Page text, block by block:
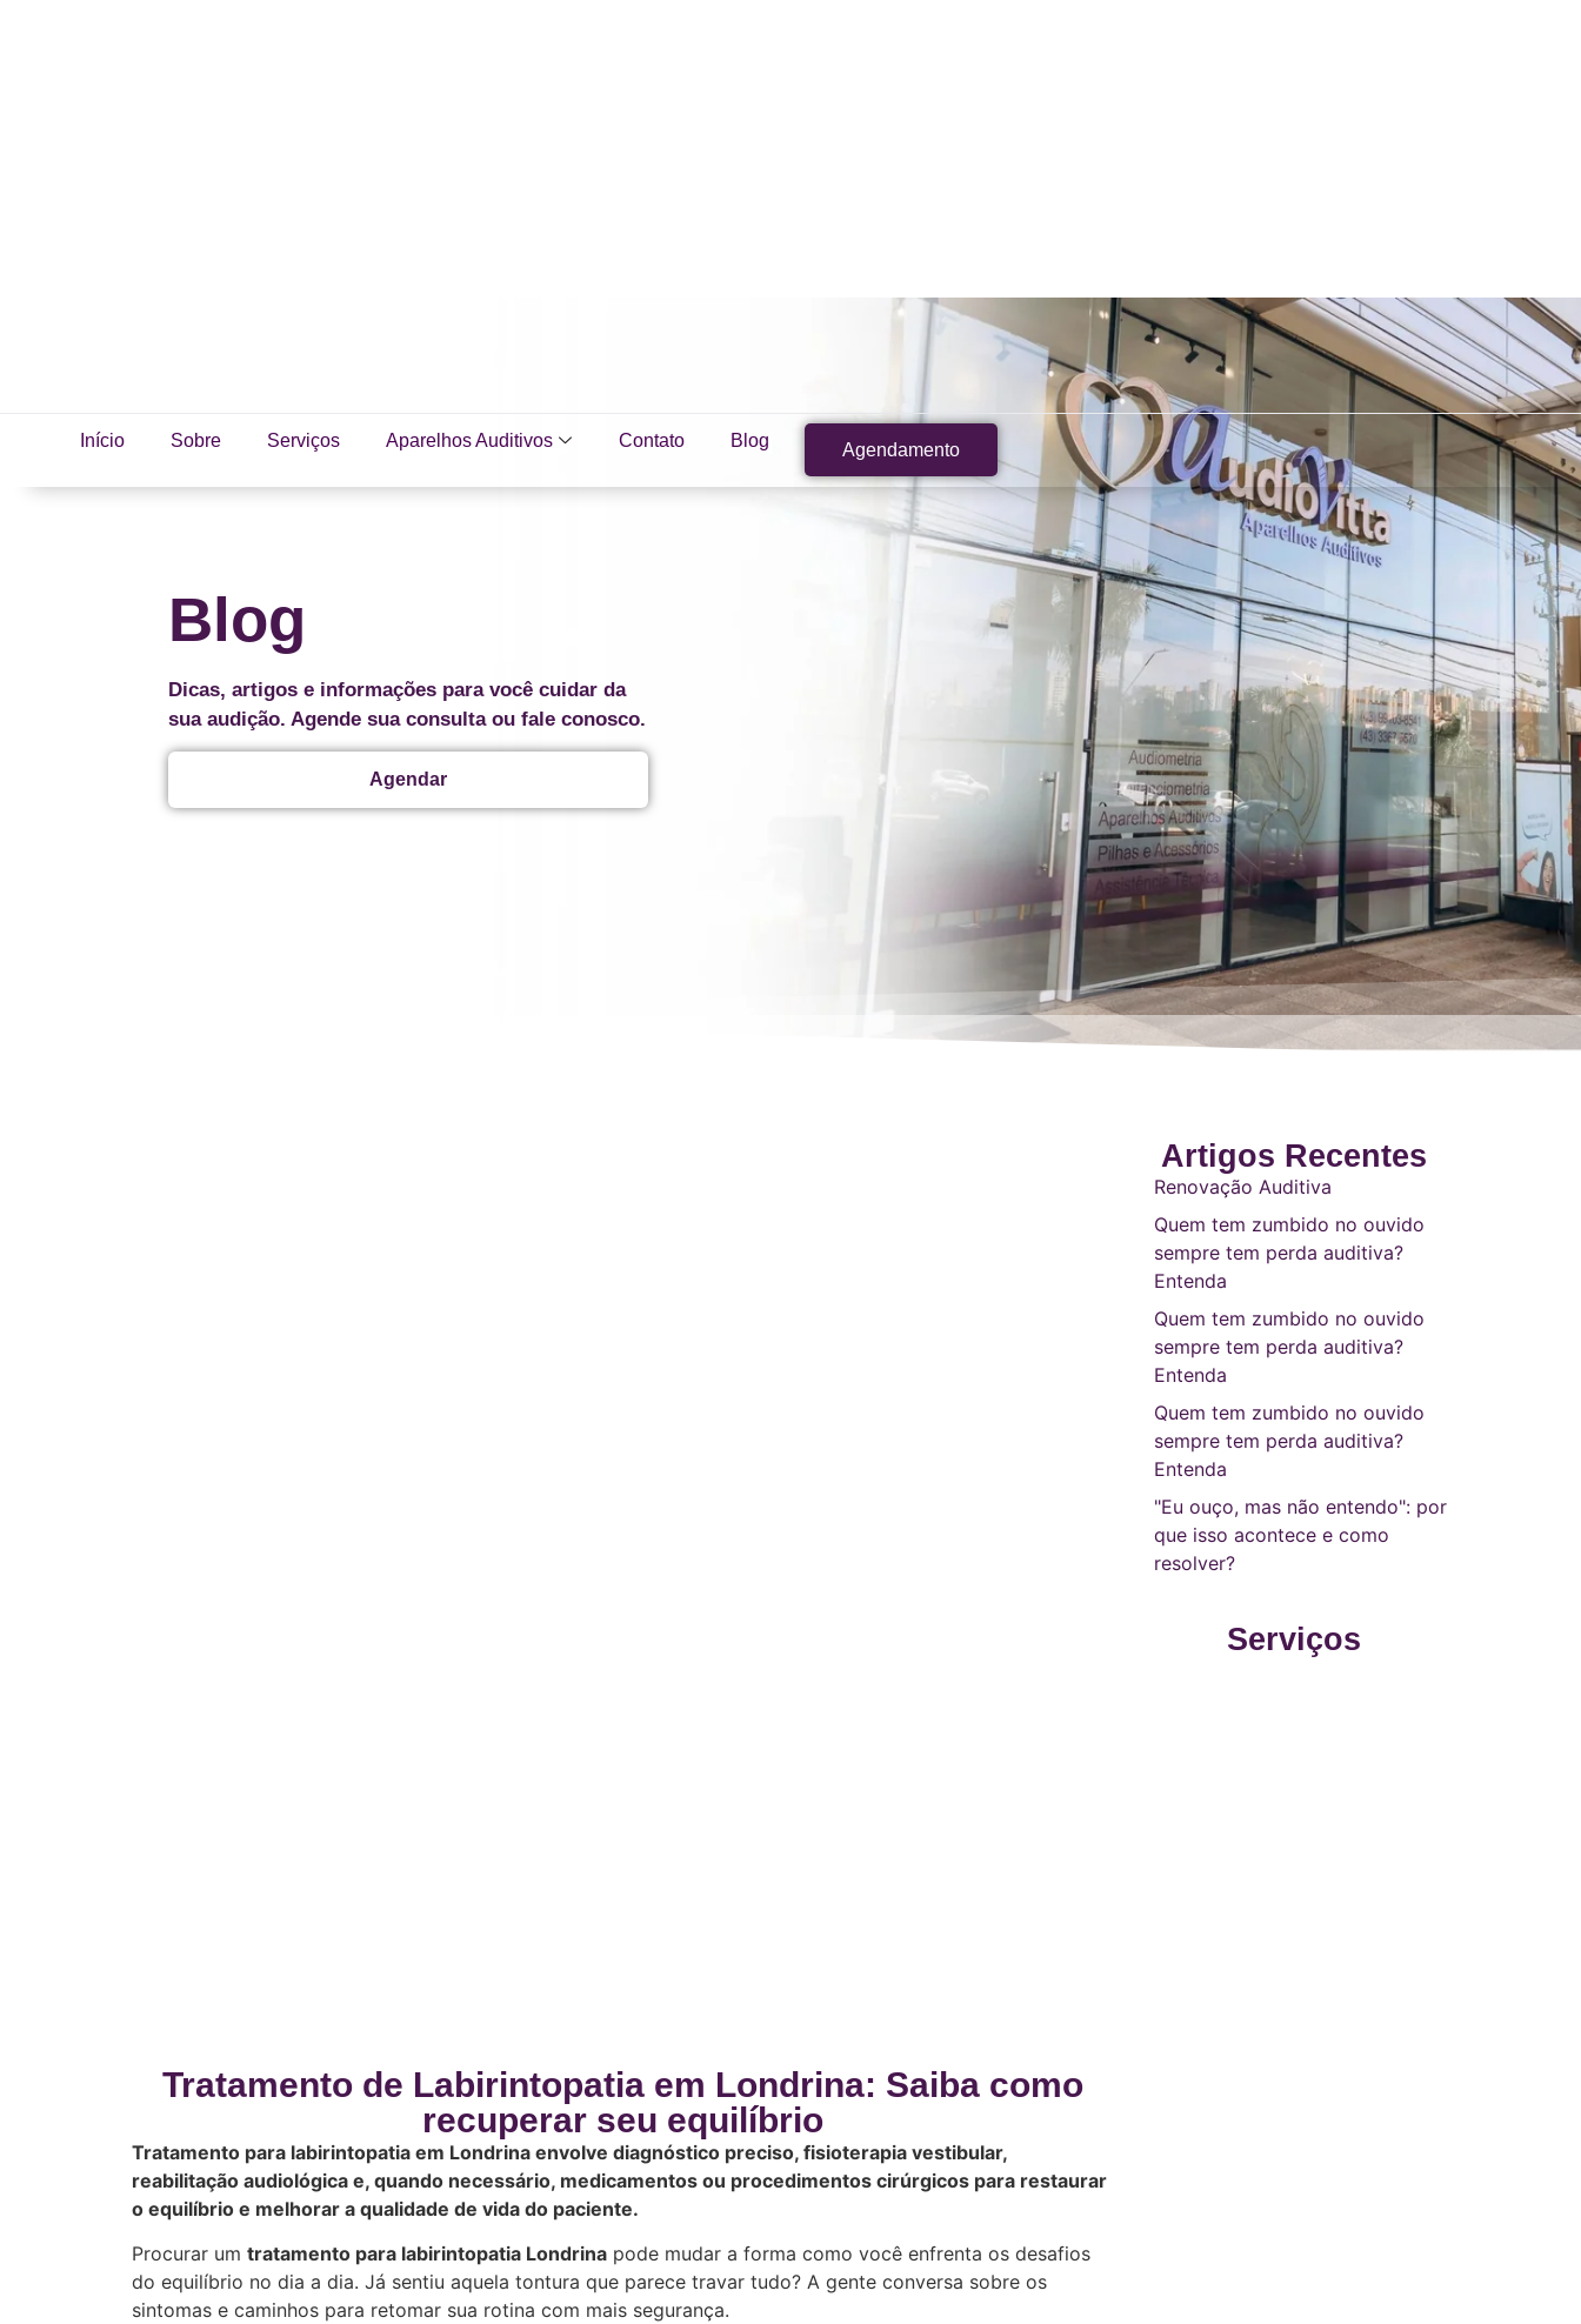
Início Sobre Serviços Aparelhos Auditivos Contato Blog Agendamento
Blog
Dicas, artigos e informações para você cuidar da
sua audição. Agende sua consulta ou fale conosco.
Agendar
Tratamento de Labirintopatia em Londrina: Saiba como
recuperar seu equilíbrio
Tratamento para labirintopatia em Londrina envolve diagnóstico preciso, fisioterapia vestibular,
reabilitação audiológica e, quando necessário, medicamentos ou procedimentos cirúrgicos para restaurar
o equilíbrio e melhorar a qualidade de vida do paciente.
Procurar um tratamento para labirintopatia Londrina pode mudar a forma como você enfrenta os desafios
do equilíbrio no dia a dia. Já sentiu aquela tontura que parece travar tudo? A gente conversa sobre os
sintomas e caminhos para retomar sua rotina com mais segurança.
Artigos Recentes
Renovação Auditiva
Quem tem zumbido no ouvido
sempre tem perda auditiva?
Entenda
Quem tem zumbido no ouvido
sempre tem perda auditiva?
Entenda
Quem tem zumbido no ouvido
sempre tem perda auditiva?
Entenda
"Eu ouço, mas não entendo": por
que isso acontece e como
resolver?
Serviços